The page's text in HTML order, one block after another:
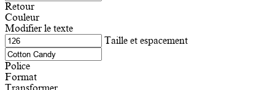
Retour
Couleur
Modifier le texte
Taille et espacement
Police
Format